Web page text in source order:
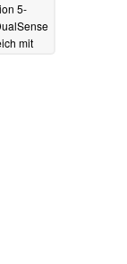
5-
mit